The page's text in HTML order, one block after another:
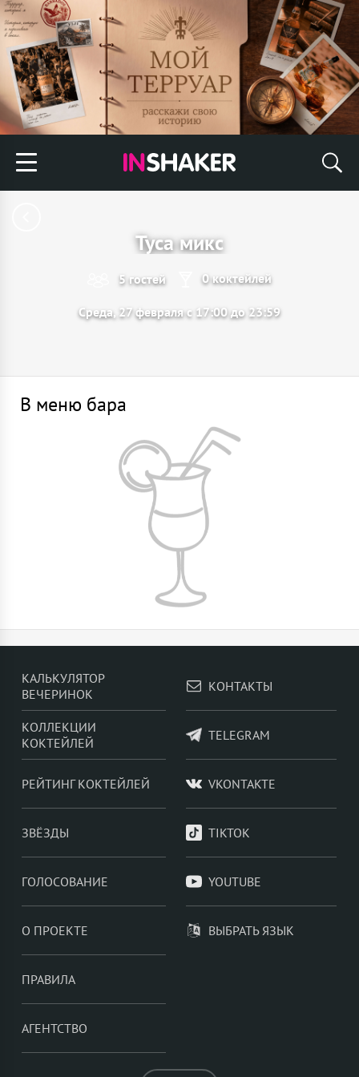
Туса микс
5 гостей 0 коктейлей
Среда, 27 февраля с 17:00 до 23:59
В меню бара
КАЛЬКУЛЯТОР
ВЕЧЕРИНОК
КОЛЛЕКЦИИ
КОКТЕЙЛЕЙ
РЕЙТИНГ КОКТЕЙЛЕЙ
ЗВЁЗДЫ
ГОЛОСОВАНИЕ
О ПРОЕКТЕ
ПРАВИЛА
АГЕНТСТВО
КОНТАКТЫ
TELEGRAM
VKONTAKTE
TIKTOK
YOUTUBE
ВЫБРАТЬ ЯЗЫК